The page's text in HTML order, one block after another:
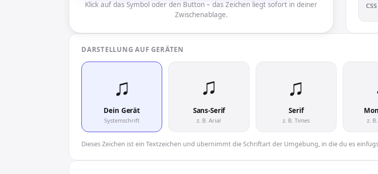
Klick auf das Symbol oder den Button – das Zeichen liegt sofort in deiner
Zwischenablage.
DARSTELLUNG AUF GERÄTEN
♫︎
Dein Gerät
Systemschrift
♫︎
Sans-Serif
z. B. Arial
♫︎
Serif
z. B. Times z.
Dieses Zeichen ist ein Textzeichen und übernimmt die Schriftart der Umgebung, in die du es